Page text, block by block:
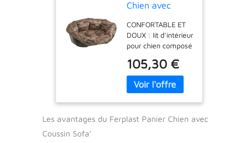
Chien avec
10 en Coton
Lavable, Lit
pour Chien en
Plastique
Rembourré,
Corbeille en
Plastique et
Coussin pour
Perforé et
CONFORTABLE ET
DOUX : lit d'intérieur
pour chien composé
plastique et d'un
coussin rembourré,
en coton doux. La
s'adapte au lit et ne
105,30 €
Les avantages du Ferplast Panier Chien avec
Coussin Sofa’